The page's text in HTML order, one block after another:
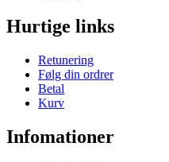
Hurtige links
Retunering
Følg din ordrer
Betal
Kurv
Infomationer